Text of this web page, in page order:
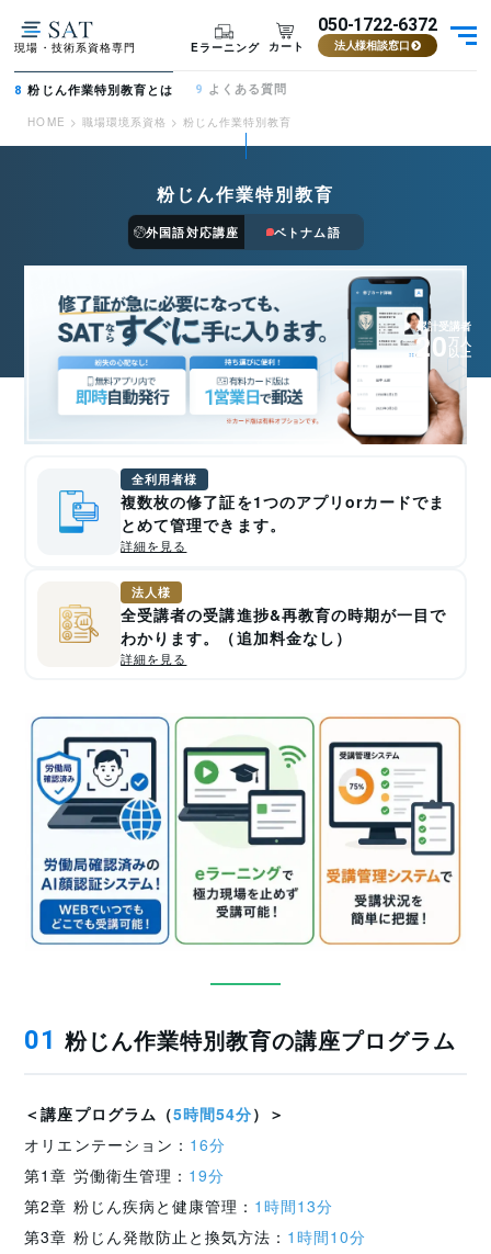
現場・技術系資格専門 Eラーニング カート
050-1722-6372
法人様相談窓口
8 粉じん作業特別教育とは 9 よくある質問
HOME > 職場環境系資格 >粉じん作業特別教育
粉じん作業特別教育
外国語対応講座 ベトナム語
累計受講者
20万人
以上
全利用者様
複数枚の修了証を1つのアプリorカードでま
とめて管理できます。
詳細を見る
法人様
全受講者の受講進捗&再教育の時期が一目で
わかります。（追加料金なし）
詳細を見る
01 粉じん作業特別教育の講座プログラム
＜講座プログラム（5時間54分）＞
オリエンテーション： 16分
第1章 労働衛生管理： 19分
第2章 粉じん疾病と健康管理： 1時間13分
第3章 粉じん発散防止と換気方法： 1時間10分